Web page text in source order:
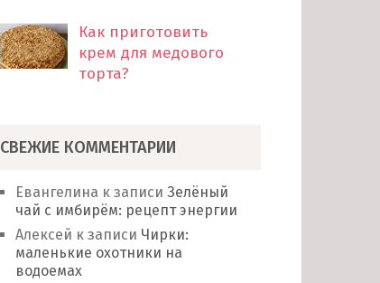
Как приготовить
крем для медового
торта?
СВЕЖИЕ КОММЕНТАРИИ
Евангелина к записиЗелёный
чай с имбирём: рецепт энергии
Алексей к записи Чирки:
маленькие охотники на
водоемах